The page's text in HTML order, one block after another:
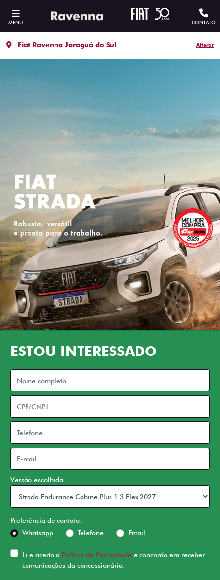
MENU CONTATO
Fiat Ravenna Jaraguá do Sul Alterar
ESTOU INTERESSADO
Versão escolhida
Preferência de contato:
Whatsapp
Telefone Email
Li e aceito a Política de Privacidade e concordo em receber
comunicações da concessionária.